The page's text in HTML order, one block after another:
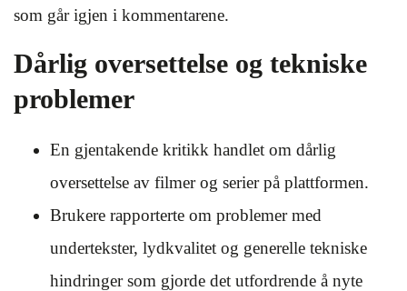
som går igjen i kommentarene.
Dårlig oversettelse og tekniske
problemer
En gjentakende kritikk handlet om dårlig
oversettelse av filmer og serier på plattformen.
Brukere rapporterte om problemer med
undertekster, lydkvalitet og generelle tekniske
hindringer som gjorde det utfordrende å nyte